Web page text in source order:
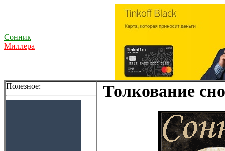
Сонник
Миллера
Полезное: Толкование